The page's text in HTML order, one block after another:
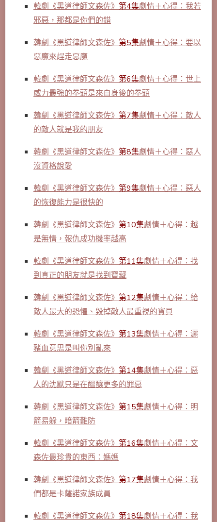
韓劇《黑道律師文森佐》 第4集劇情＋心得：我若
邪惡，那都是你們的錯
韓劇《黑道律師文森佐》 第5集劇情＋心得：要以
惡魔來趕走惡魔
韓劇《黑道律師文森佐》 第6集劇情＋心得：世上
威力最強的拳頭是來自身後的拳頭
韓劇《黑道律師文森佐》 第7集劇情＋心得：敵人
的敵人就是我的朋友
韓劇《黑道律師文森佐》 第8集劇情＋心得：惡人
沒資格說愛
韓劇《黑道律師文森佐》 第9集劇情＋心得：惡人
的恢復能力是很快的
韓劇《黑道律師文森佐》 第10集劇情＋心得：越
是無情，報仇成功機率越高
韓劇《黑道律師文森佐》 第11集劇情＋心得：找
到真正的朋友就是找到寶藏
韓劇《黑道律師文森佐》 第12集劇情＋心得：給
敵人最大的恐懼、毀掉敵人最重視的寶貝
韓劇《黑道律師文森佐》 第13集劇情＋心得：灑
豬血意思是叫你別亂來
韓劇《黑道律師文森佐》 第14集劇情＋心得：惡
人的沈默只是在醞釀更多的罪惡
韓劇《黑道律師文森佐》 第15集劇情＋心得：明
箭易躲，暗箭難防
韓劇《黑道律師文森佐》 第16集劇情＋心得：文
森佐最珍貴的東西：媽媽
韓劇《黑道律師文森佐》 第17集劇情＋心得：我
們都是卡薩諾家族成員
韓劇《黑道律師文森佐》 第18集劇情＋心得：我